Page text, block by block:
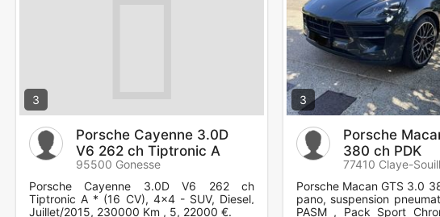
3
Porsche Cayenne 3.0D
V6 262 ch Tiptronic A
95500 Gonesse
Porsche Cayenne 3.0D V6 262 ch
Tiptronic A * (16 CV), 4x4 - SUV, Diesel,
Juillet/2015, 230000 Km , 5, 22000 €.
3
Porsche
380 ch PDK
77410 Claye-
Porsche Macan GTS 3.0
pano, suspension
PASM , Pack Sport